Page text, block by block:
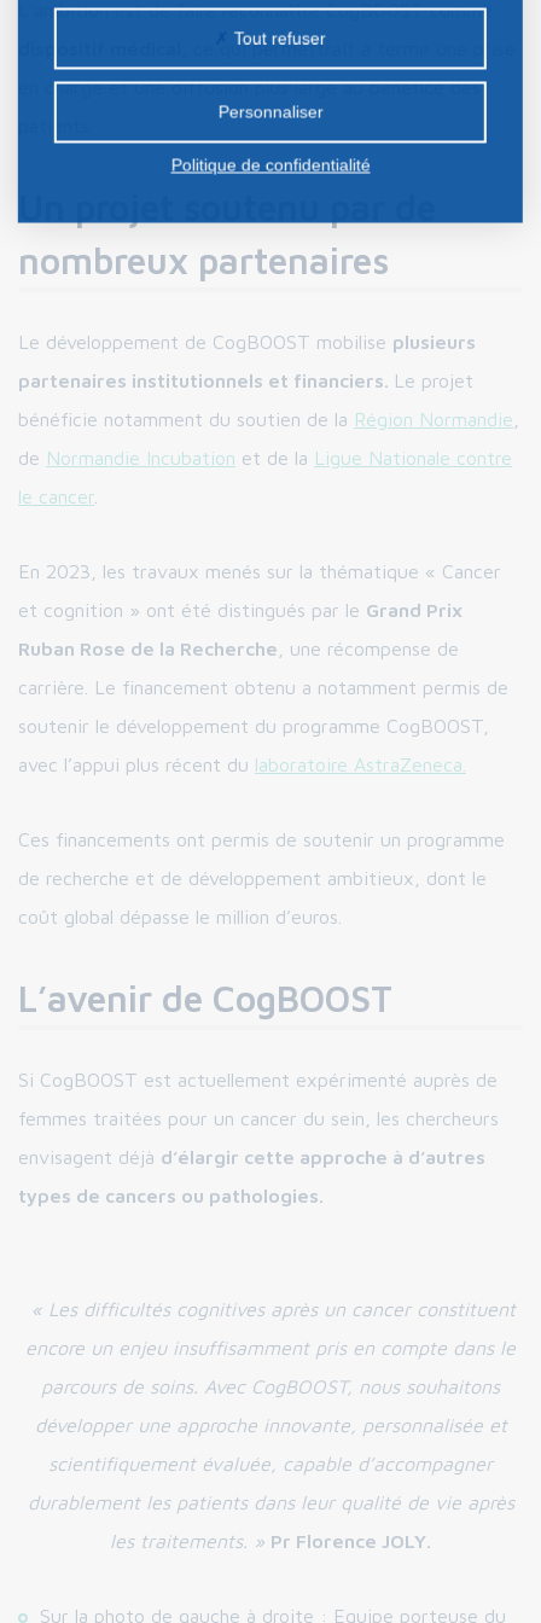
L’ambition est de faire reconnaître CogBOOST comme
, ce qui permettrait à terme une prise
en charge et une diffusion plus large au bénéfice des
nombreux partenaires
Le développement de CogBOOST mobilise plusieurs
partenaires institutionnels et financiers. Le projet
bénéficie notamment du soutien de la Région Normandie
de Normandie Incubation et de la Ligue Nationale contre
le cancer
En 2023, les travaux menés sur la thématique « Cancer
et cognition » ont été distingués par le Grand Prix
Ruban Rose de la Recherche , une récompense de
carrière. Le financement obtenu a notamment permis de
soutenir le développement du programme CogBOOST,
avec l’appui plus récent du laboratoire AstraZeneca.
Ces financements ont permis de soutenir un programme
de recherche et de développement ambitieux, dont le
coût global dépasse le million d’euros.
L’avenir de CogBOOST
Si CogBOOST est actuellement expérimenté auprès de
femmes traitées pour un cancer du sein, les chercheurs
envisagent déjà d’élargir cette approche à d’autres
types de cancers ou pathologies.
« Les difficultés cognitives après un cancer constituent
encore un enjeu insuffisamment pris en compte dans le
parcours de soins. Avec CogBOOST, nous souhaitons
développer une approche innovante, personnalisée et
scientifiquement évaluée, capable d’accompagner
durablement les patients dans leur qualité de vie après
les traitements. » Pr Florence JOLY.
Sur la photo de gauche à droite : Equipe porteuse du
préalable.
Tout refuser
Personnaliser
Politique de confidentialité